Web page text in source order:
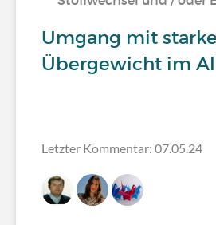
Umgang mit
Übergewicht im
Letzter Kommentar: 07.05.24